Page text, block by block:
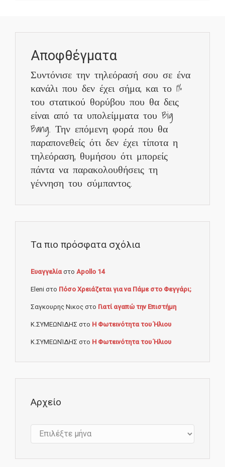
Αποφθέγματα
Συντόνισε την τηλεόρασή σου σε ένα
κανάλι που δεν έχει σήμα, και το 1%
του στατικού θορύβου που θα δεις
είναι από τα υπολείμματα του Big
Bang. Την επόμενη φορά που θα
παραπονεθείς ότι δεν έχει τίποτα η
τηλεόραση, θυμήσου ότι μπορείς
πάντα να παρακολουθήσεις τη
γέννηση του σύμπαντος.
Τα πιο πρόσφατα σχόλια
Ευαγγελίαστο Apollo 14
Eleni στο Πόσο Χρειάζεται για να Πάμε στο Φεγγάρι;
Σαγκουρης Νικος στο Γιατί αγαπώ την Επιστήμη
Κ.ΣΥΜΕΩΝΊΔΗΣ στο Η Φωτεινότητα του Ήλιου
Κ.ΣΥΜΕΩΝΊΔΗΣ στο Η Φωτεινότητα του Ήλιου
Αρχείο